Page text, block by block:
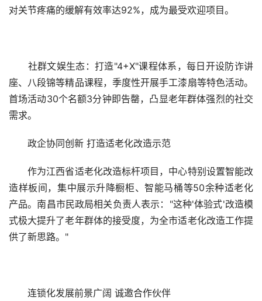
对关节疼痛的缓解有效率达92%，成为最受欢迎项目。
社群文娱生态：打造"4+X"课程体系，每日开设防诈讲
座、八段锦等精品课程，季度性开展手工漆扇等特色活动。
首场活动30个名额3分钟即告罄，凸显老年群体强烈的社交
需求。
政企协同创新 打造适老化改造示范
作为江西省适老化改造标杆项目，中心特别设置智能改
造样板间，集中展示升降橱柜、智能马桶等50余种适老化
产品。南昌市民政局相关负责人表示："这种'体验式'改造模
式极大提升了老年群体的接受度，为全市适老化改造工作提
供了新思路。"
连锁化发展前景广阔 诚邀合作伙伴